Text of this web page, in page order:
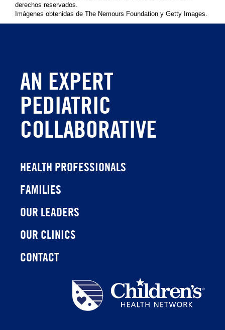
derechos reservados.
Imágenes obtenidas de The Nemours Foundation y Getty Images.
AN EXPERT
PEDIATRIC
COLLABORATIVE
HEALTH PROFESSIONALS
FAMILIES
OUR LEADERS
OUR CLINICS
CONTACT